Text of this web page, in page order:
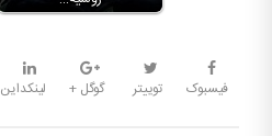
فیسبوک توییتر گوگل + لینکداین